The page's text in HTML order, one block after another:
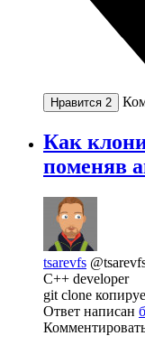
Нравится 2
Как
поменяв
tsarevfs
C++ developer
git clone
Ответ написан